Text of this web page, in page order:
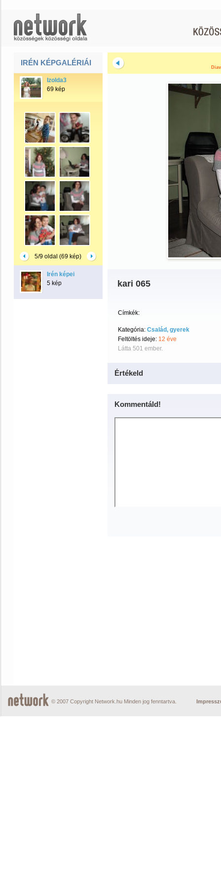
IRÉN KÉPGALÉRIÁI
Izolda3
69 kép
5/9 oldal (69 kép)
Irén képei
5 kép
kari 065
Címkék:
Kategória: Család, gyerek
Feltöltés ideje: 12 éve
Látta 501 ember.
Értékeld
Kommentáld!
© 2007 Copyright Network.hu Minden jog fenntartva.